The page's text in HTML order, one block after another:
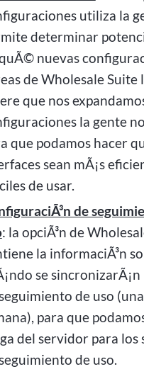
utiliza la
determinar
nuevas
de Wholesale Suite
que nos
la gente
que podamos hacer
sean mÃ¡s
de usar.
de
: la opciÃ³n de
la informaciÃ³n
se
de uso
para que
del servidor para los
de uso.